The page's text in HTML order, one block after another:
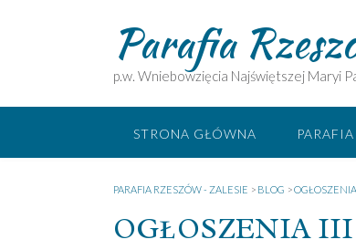
Parafia
p.w. Wniebowzięcia Najświętszej Maryi
STRONA GŁÓWNA PARAFIA
PARAFIA RZESZÓW - ZALESIE > BLOG >OGŁOSZENIA
OGŁOSZENIA III